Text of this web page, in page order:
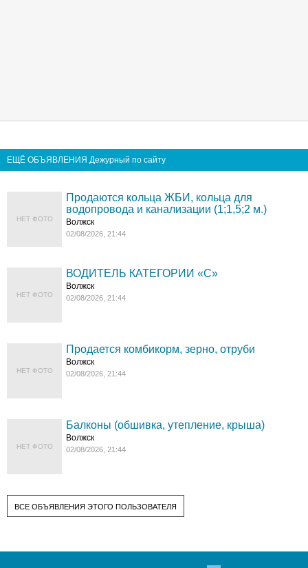
ЕЩЁ ОБЪЯВЛЕНИЯ Дежурный по сайту
НЕТ ФОТО
Продаются кольца ЖБИ, кольца для
водопровода и канализации (1;1,5;2 м.)
Волжск
02/08/2026, 21:44
НЕТ ФОТО
ВОДИТЕЛЬ КАТЕГОРИИ «C»
Волжск
02/08/2026, 21:44
НЕТ ФОТО
Продается комбикорм, зерно, отруби
Волжск
02/08/2026, 21:44
НЕТ ФОТО
Балконы (обшивка, утепление, крыша)
Волжск
02/08/2026, 21:44
ВСЕ ОБЪЯВЛЕНИЯ ЭТОГО ПОЛЬЗОВАТЕЛЯ